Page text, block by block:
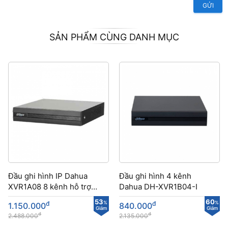
GỬI
SẢN PHẨM CÙNG DANH MỤC
Đầu ghi hình IP Dahua
XVR1A08 8 kênh hỗ trợ
nhiều chức năng
53%
Giảm
1.150.000đ
2.488.000đ
Đầu ghi hình 4 kênh
Dahua DH-XVR1B04-I
60%
Giảm
840.000đ
2.135.000đ